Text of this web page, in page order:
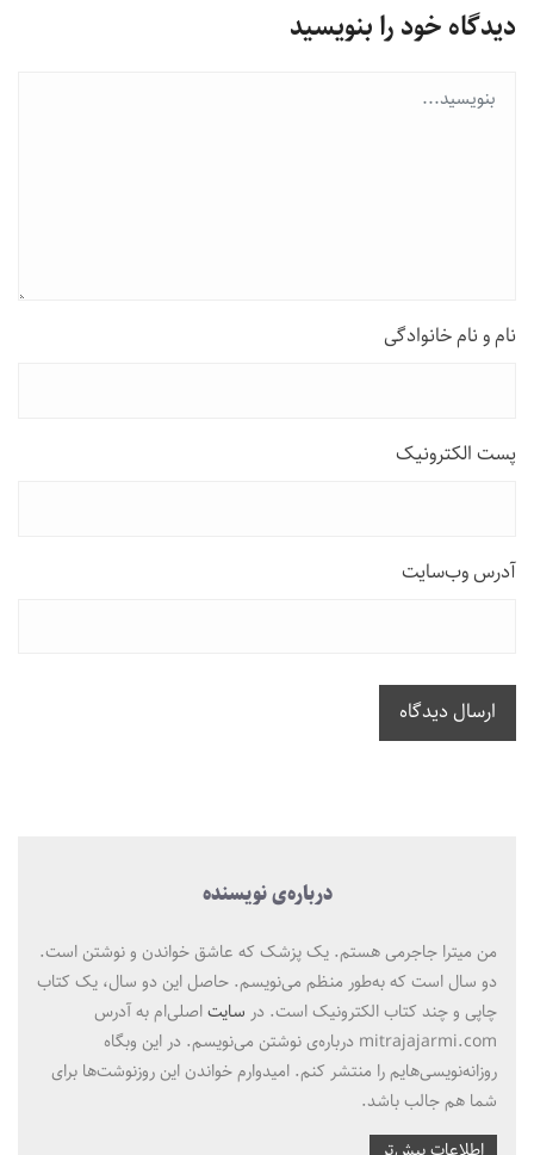
دیدگاه خود را بنویسید
نام و نام خانوادگی
پست الکترونیک
آدرس وب‌سایت
ارسال دیدگاه
درباره‌ی نویسنده
من میترا جاجرمی هستم. یک پزشک که عاشق خواندن و نوشتن است.
دو سال است که به‌طور منظم می‌نویسم. حاصل این دو سال، یک کتاب
چاپی و چند کتاب الکترونیک است. در سایتاصلی‌ام به آدرس
mitrajajarmi.com درباره‌ی نوشتن می‌نویسم. در این وبگاه
روزانه‌نویسی‌هایم را منتشر کنم. امیدوارم خواندن این روزنوشت‌ها برای
شما هم جالب باشد.